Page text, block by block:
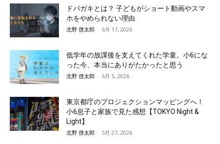
ドパガキとは？ 子どもがショート動画やスマ
ホをやめられない理由
北野 啓太郎 - 6月 17, 2026
低学年の放課後を支えてくれた学童。小6にな
った今、本当にありがたかったと思う
北野 啓太郎 - 6月 5, 2026
東京都庁のプロジェクションマッピングへ！
小6息子と家族で見た感想【TOKYO Night &
Light】
北野 啓太郎 - 5月 27, 2026